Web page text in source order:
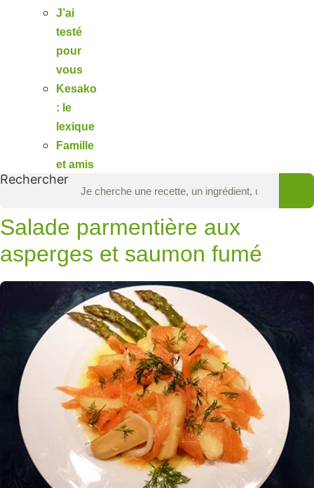
J’ai
testé
pour
vous
Kesako
: le
lexique
Famille
et amis
Rechercher
Salade parmentière aux
asperges et saumon fumé